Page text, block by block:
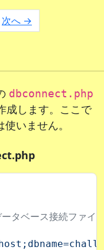
次へ →
dbconnect.php
成します。ここで
使いません。
タベース接続ファイ